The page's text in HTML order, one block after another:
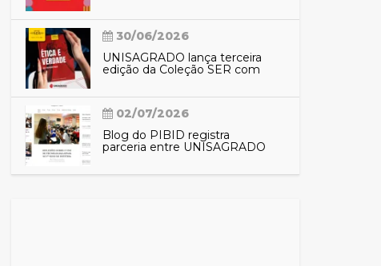
30/06/2026
UNISAGRADO lança terceira
edição da Coleção SER com
verdade
02/07/2026
Blog do PIBID registra
parceria entre UNISAGRADO
aproxima comunidade das